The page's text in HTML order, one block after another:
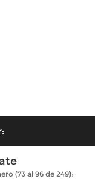
(73 al 96 de 249):